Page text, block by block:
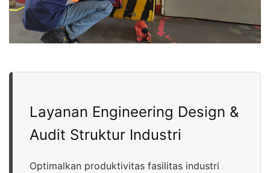
Layanan Engineering Design &
Audit Struktur Industri
Optimalkan produktivitas fasilitas industri